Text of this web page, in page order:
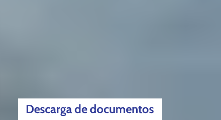
Descarga de documentos